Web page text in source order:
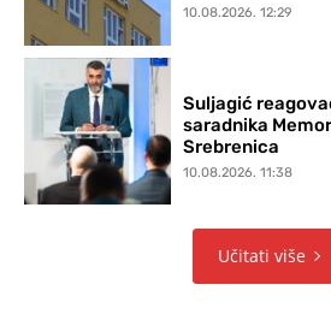
10.08.2026. 12:29
Suljagić
saradnika
Srebrenica
10.08.2026. 11:38
Učitati više